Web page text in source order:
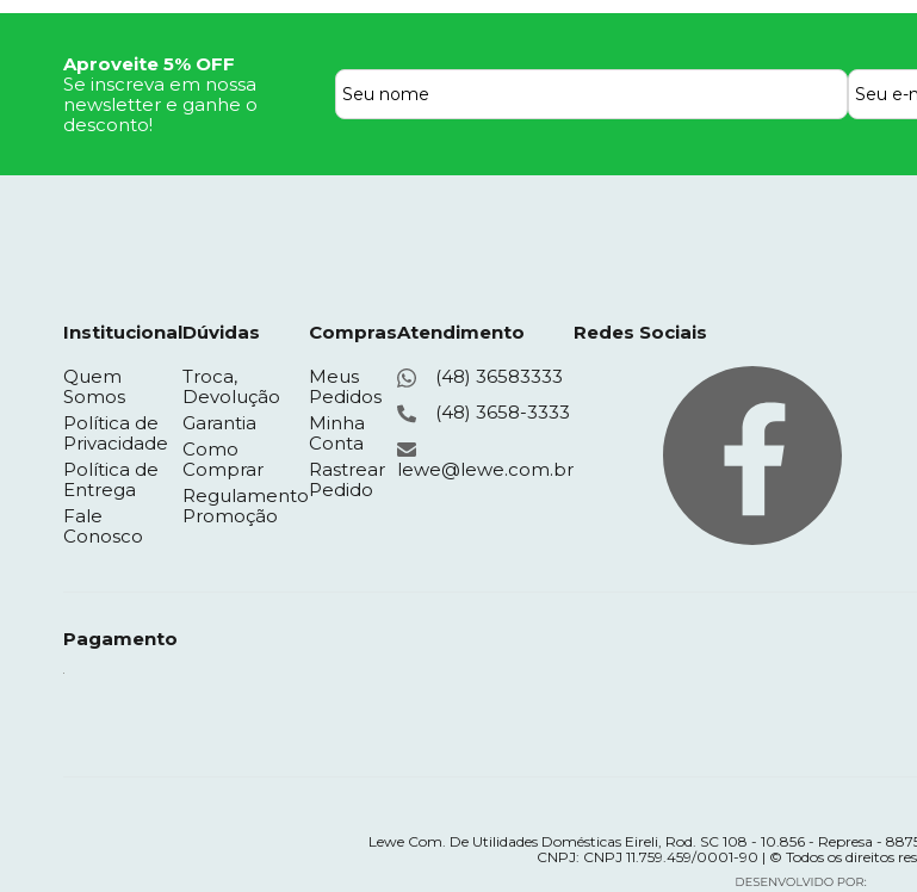
Aproveite 5% OFF
Se inscreva em nossa
newsletter e ganhe o
desconto!
Institucional
Quem
Somos
Política de
Privacidade
Política de
Entrega
Fale
Conosco
Dúvidas
Troca,
Devolução
Garantia
Como
Comprar
Regulamento
Promoção
Compras
Meus
Pedidos
Minha
Conta
Rastrear
Pedido
Atendimento
(48) 36583333
(48) 3658-3333
lewe@lewe.com.br
Redes Sociais
Pagamento
Lewe Com. De Utilidades Domésticas Eireli, Rod. SC 108 - 10.856 - Represa -
CNPJ: CNPJ 11.759.459/0001-90 | © Todos os direitos